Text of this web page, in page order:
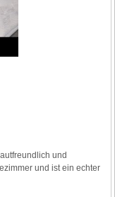
und
und ist ein echter